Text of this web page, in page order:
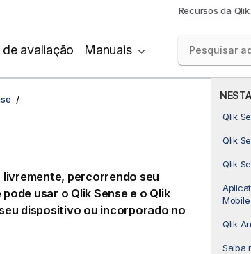
Recursos da Qlik
de avaliação Manuais
Qlik
Qlik
Qlik
Mobile
Qlik
Saiba
percorrendo seu
usar o Qlik Sensee o Qlik
dispositivo ou incorporado no